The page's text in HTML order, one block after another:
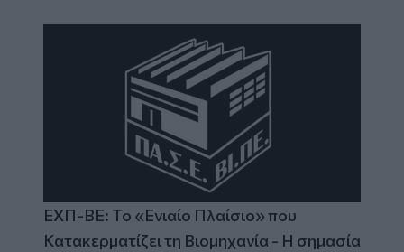
ΕΧΠ-ΒΕ: Το «Ενιαίο Πλαίσιο» που
Κατακερματίζει τη Βιομηχανία - Η σημασία